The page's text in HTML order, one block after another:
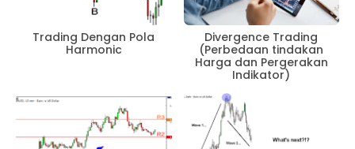
Trading Dengan Pola
Harmonic
Divergence Trading
(Perbedaan tindakan
Harga dan Pergerakan
Indikator)